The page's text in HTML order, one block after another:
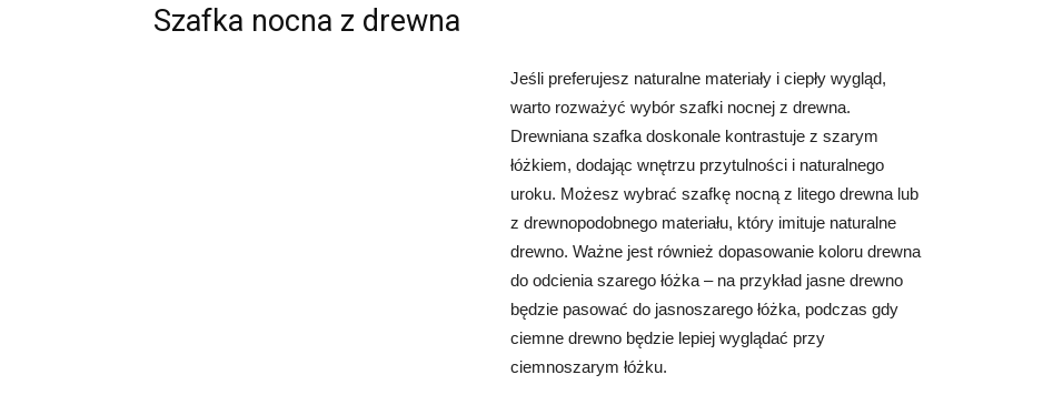
Szafka nocna z drewna
Jeśli preferujesz naturalne materiały i ciepły wygląd,
warto rozważyć wybór szafki nocnej z drewna.
Drewniana szafka doskonale kontrastuje z szarym
łóżkiem, dodając wnętrzu przytulności i naturalnego
uroku. Możesz wybrać szafkę nocną z litego drewna lub
z drewnopodobnego materiału, który imituje naturalne
drewno. Ważne jest również dopasowanie koloru drewna
do odcienia szarego łóżka – na przykład jasne drewno
będzie pasować do jasnoszarego łóżka, podczas gdy
ciemne drewno będzie lepiej wyglądać przy
ciemnoszarym łóżku.